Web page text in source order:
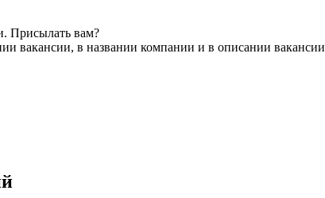
Присылать вам?
вакансии, в названии компании и в описании вакансии